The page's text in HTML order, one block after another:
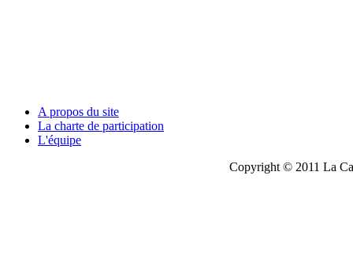
A propos du site
La charte de participation
L'équipe
Copyright © 2011 La